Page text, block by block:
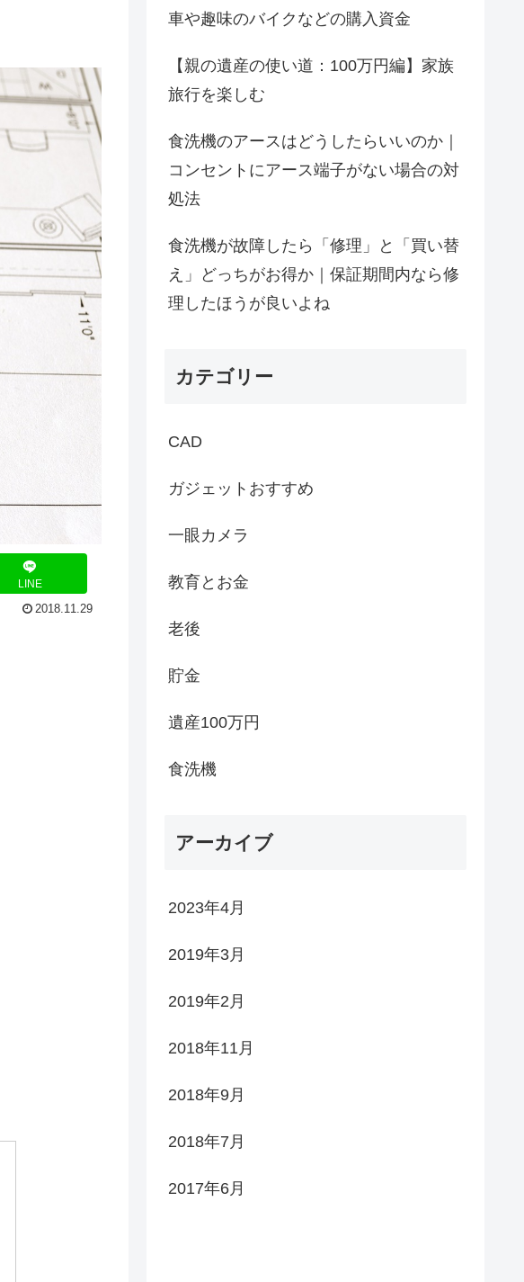
LINE
2018.11.29
車や趣味のバイクなどの購入資金
【親の遺産の使い道：100万円編】家族
旅行を楽しむ
食洗機のアースはどうしたらいいのか｜
コンセントにアース端子がない場合の対
処法
食洗機が故障したら「修理」と「買い替
え」どっちがお得か｜保証期間内なら修
理したほうが良いよね
カテゴリー
CAD
ガジェットおすすめ
一眼カメラ
教育とお金
老後
貯金
遺産100万円
食洗機
アーカイブ
2023年4月
2019年3月
2019年2月
2018年11月
2018年9月
2018年7月
2017年6月